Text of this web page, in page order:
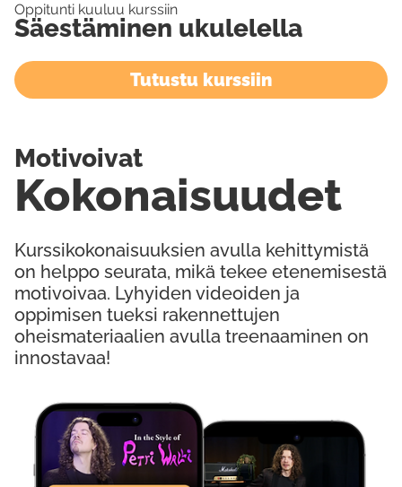
Oppitunti kuuluu kurssiin
Säestäminen ukulelella
Tutustu kurssiin
Kurssikokonaisuuksien avulla kehittymistä
on helppo seurata, mikä tekee etenemisestä
motivoivaa. Lyhyiden videoiden ja
oppimisen tueksi rakennettujen
oheismateriaalien avulla treenaaminen on
innostavaa!
Kokonaisuudet
Motivoivat